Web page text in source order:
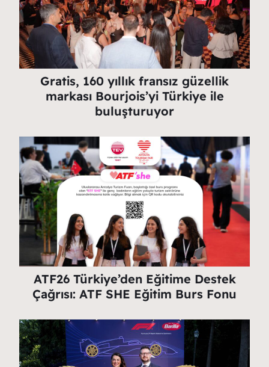
Gratis, 160 yıllık fransız güzellik
markası Bourjois’yi Türkiye ile
buluşturuyor
ATF26 Türkiye’den Eğitime Destek
Çağrısı: ATF SHE Eğitim Burs Fonu